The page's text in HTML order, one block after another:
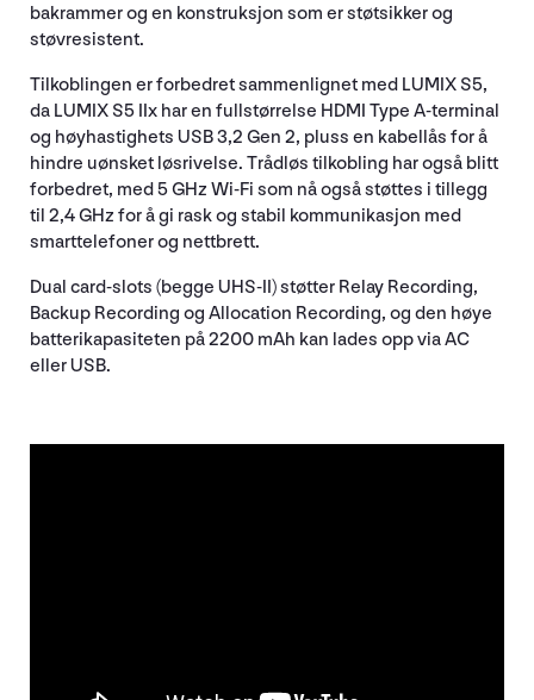
bakrammer og en konstruksjon som er støtsikker og
støvresistent.
Tilkoblingen er forbedret sammenlignet med LUMIX S5,
da LUMIX S5 IIx har en fullstørrelse HDMI Type A-terminal
og høyhastighets USB 3,2 Gen 2, pluss en kabellås for å
hindre uønsket løsrivelse. Trådløs tilkobling har også blitt
forbedret, med 5 GHz Wi-Fi som nå også støttes i tillegg
til 2,4 GHz for å gi rask og stabil kommunikasjon med
smarttelefoner og nettbrett.
Dual card-slots (begge UHS-II) støtter Relay Recording,
Backup Recording og Allocation Recording, og den høye
batterikapasiteten på 2200 mAh kan lades opp via AC
eller USB.